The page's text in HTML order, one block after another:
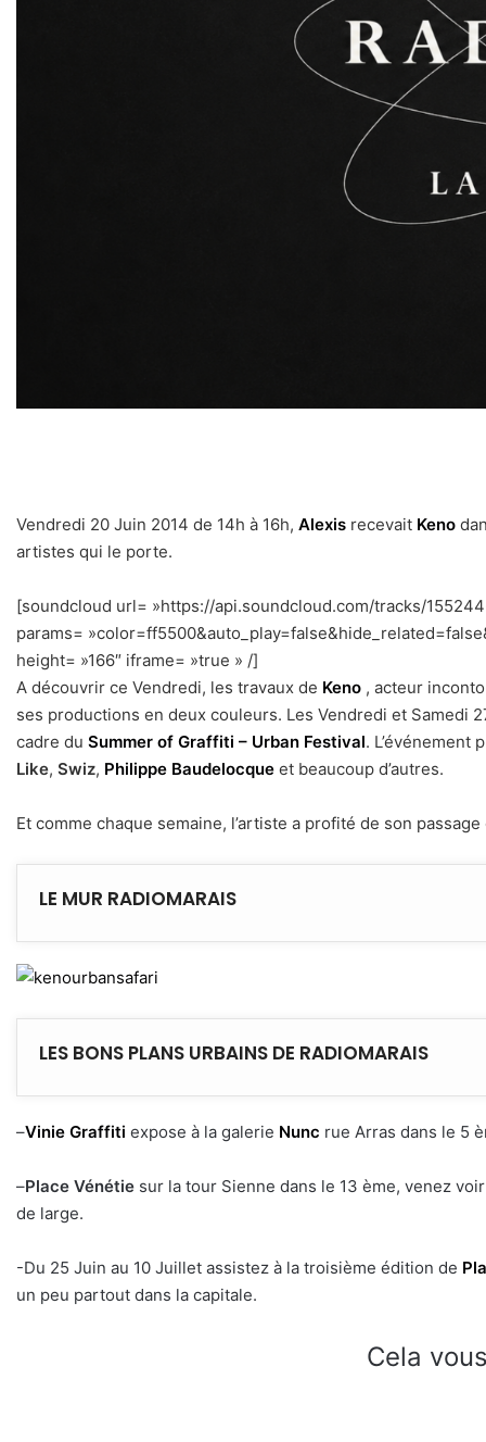
Vendredi 20 Juin 2014 de 14h à 16h, Alexis recevait Keno
artistes qui le porte.
[soundcloud url= »https://api.soundcloud.com/tracks/
params=
height= »166″ iframe= »true » /]
A découvrir ce Vendredi, les travaux de Keno , acteur
ses productions en deux couleurs. Les Vendredi et Samedi
cadre du Summer of Graffiti – Urban Festival.
Like, Swiz, Philippe Baudelocque et beaucoup d’autres.
Et comme chaque semaine, l’artiste a profité de son
LE MUR RADIOMARAIS
LES BONS PLANS URBAINS DE RADIOMARAIS
–Vinie Graffiti expose à la galerie Nunc rue Arras dans le 5
–Place Vénétie sur la tour Sienne dans le 13 ème, venez
de large.
-Du 25 Juin au 10 Juillet assistez à la troisième édition de
un peu partout dans la capitale.
Cela